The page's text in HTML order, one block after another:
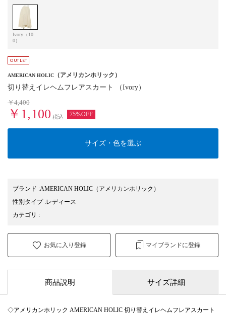
Ivory（10
0）
AMERICAN HOLIC （アメリカンホリック）
切り替えイレヘムフレアスカート （Ivory）
￥4,400
￥1,100 税込 75%OFF
サイズ・色を選ぶ
ブランド :AMERICAN HOLIC （アメリカンホリック）
性別タイプ:レディース
カテゴリ :
お気に入り登録 マイブランドに登録
商品説明 サイズ詳細
◇アメリカンホリック AMERICAN HOLIC 切り替えイレヘムフレアスカート